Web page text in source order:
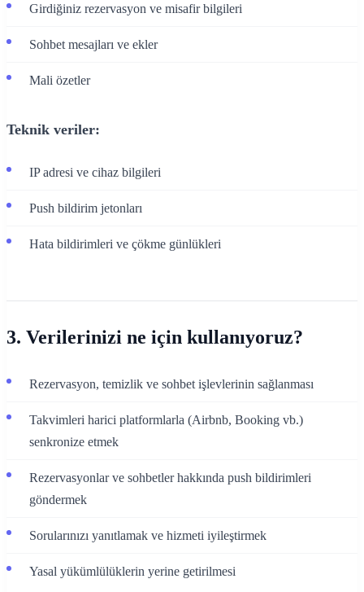
Girdiğiniz rezervasyon ve misafir bilgileri
Sohbet mesajları ve ekler
Mali özetler
Teknik veriler:
IP adresi ve cihaz bilgileri
Push bildirim jetonları
Hata bildirimleri ve çökme günlükleri
3. Verilerinizi ne için kullanıyoruz?
Rezervasyon, temizlik ve sohbet işlevlerinin sağlanması
Takvimleri harici platformlarla (Airbnb, Booking vb.)
senkronize etmek
Rezervasyonlar ve sohbetler hakkında push bildirimleri
göndermek
Sorularınızı yanıtlamak ve hizmeti iyileştirmek
Yasal yükümlülüklerin yerine getirilmesi